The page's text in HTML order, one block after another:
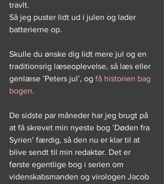
travlt.
Så jeg puster lidt ud i julen og lader
batterierne op.
Skulle du ønske dig lidt mere jul og en
traditionsrig læseoplevelse, så læs eller
genlæse ’Peters jul’, og få historien bag
bogen.
De sidste par måneder har jeg brugt på
at få skrevet min nyeste bog ’Døden fra
Syrien’ færdig, så den nu er klar til at
blive sendt til min redaktør. Det er
første egentlige bog i serien om
videnskabsmanden og virologen Jacob